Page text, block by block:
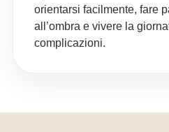
orientarsi facilmente, fare
all’ombra e vivere la
complicazioni.